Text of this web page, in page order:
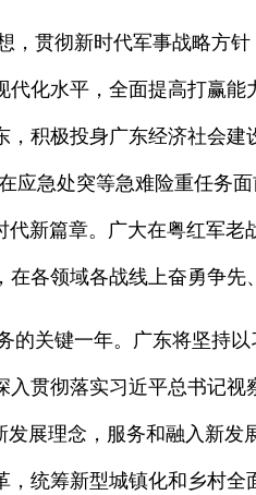
彻新时代军事战略方针
化水平，全面提高打赢
积极投身广东经济社会建
急处突等急难险重任务
新篇章。广大在粤红军
各领域各战线上奋勇争先
关键一年。广东将坚持以
贯彻落实习近平总书记
展理念，服务和融入新
统筹新型城镇化和乡村